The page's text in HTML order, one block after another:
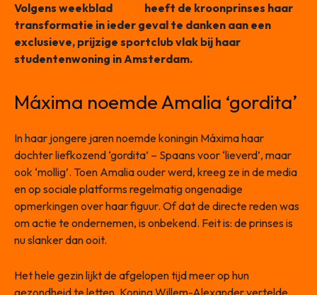
Volgens weekblad
heeft de kroonprinses haar
transformatie in ieder geval te danken aan een
exclusieve, prijzige sportclub vlak bij haar
studentenwoning in Amsterdam.
Máxima noemde Amalia ‘gordita’
In haar jongere jaren noemde koningin Máxima haar
dochter liefkozend ‘gordita’ – Spaans voor ‘lieverd’, maar
ook ‘mollig’. Toen Amalia ouder werd, kreeg ze in de media
en op sociale platforms regelmatig ongenadige
opmerkingen over haar figuur. Of dat de directe reden was
om actie te ondernemen, is onbekend. Feit is: de prinses is
nu slanker dan ooit.
Het hele gezin lijkt de afgelopen tijd meer op hun